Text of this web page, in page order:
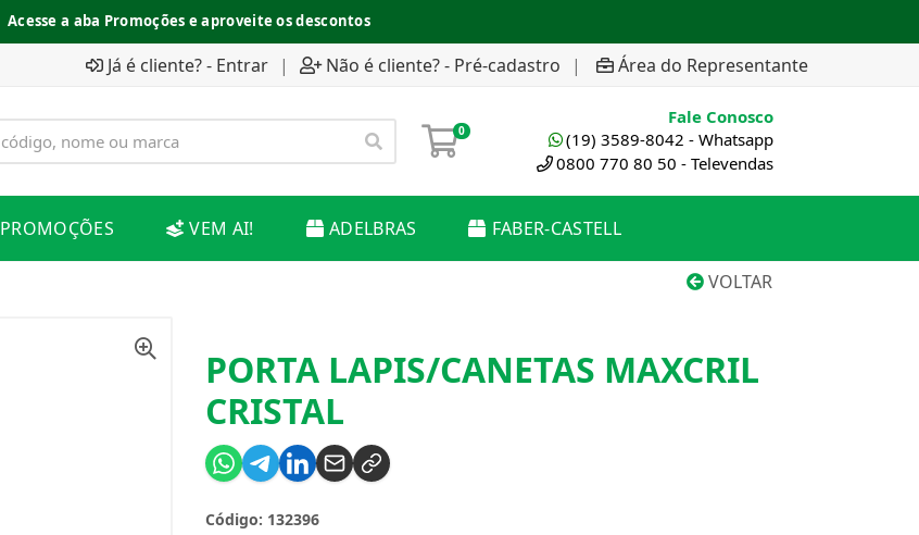
Acesse a aba Promoções e aproveite os descontos
Já é cliente? - Entrar | Não é cliente? - Pré-cadastro | Área do Representante
0
Fale Conosco
(19) 3589-8042 - Whatsapp
0800 770 80 50 - Televendas
PROMOÇÕES VEM AI! ADELBRAS FABER-CASTELL
VOLTAR
PORTA LAPIS/CANETAS MAXCRIL
CRISTAL
Código: 132396